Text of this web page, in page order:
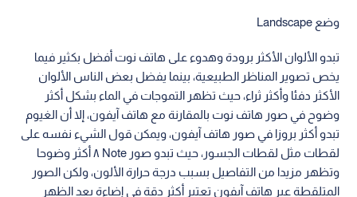
وضع Landscape
تبدو الألوان الأكثر برودة وهدوء على هاتف نوت أفضل بكثير فيما
يخص تصوير المناظر الطبيعية، بينما يفضل بعض الناس الألوان
الأكثر دفئا وأكثر ثراء، حيث تظهر التموجات في الماء بشكل أكثر
وضوح في صور هاتف نوت بالمقارنة مع هاتف آيفون، إلا أن الغيوم
تبدو أكثر بروزا في صور هاتف آيفون، ويمكن قول الشيء نفسه على
لقطات مثل لقطات الجسور، حيث تبدو صور Note ٨ أكثر وضوحا
وتظهر مزيدا من التفاصيل بسبب درجة حرارة الألون، ولكن الصور
المتلقطة عبر هاتف آيفون تعتبر أكثر دقة في إضاءة بعد الظهر